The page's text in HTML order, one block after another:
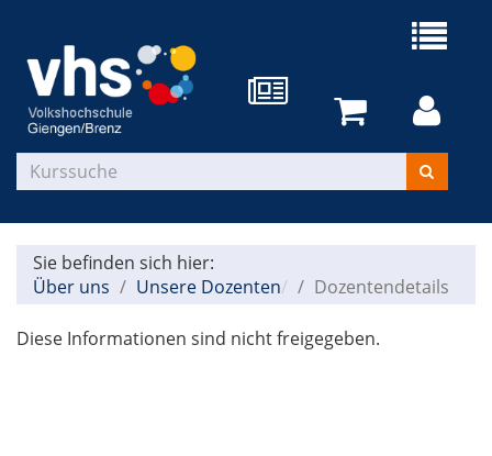
Sie befinden sich hier:
Über uns
Unsere Dozenten Dozentendetails
Diese Informationen sind nicht freigegeben.